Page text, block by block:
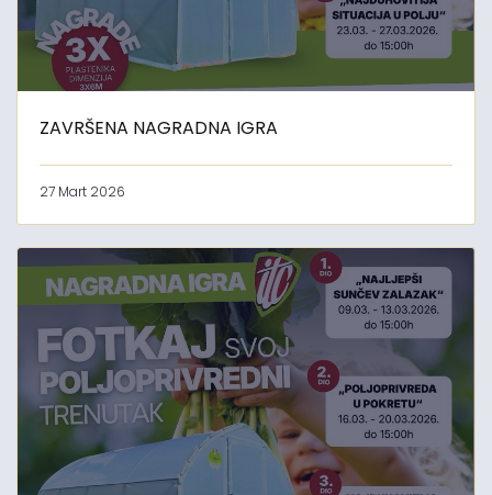
ZAVRŠENA NAGRADNA IGRA
27 Mart 2026